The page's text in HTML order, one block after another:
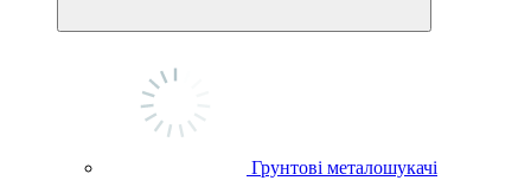
Грунтові металошукачі